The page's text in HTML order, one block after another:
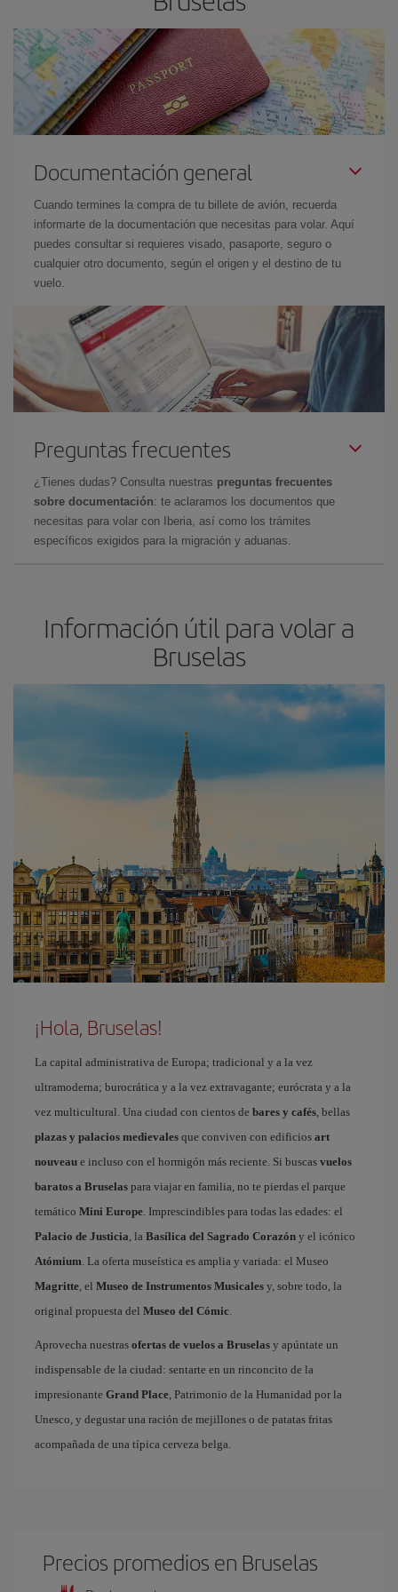
Documentación general
Cuando termines la compra de tu billete de avión, recuerda
informarte de la documentación que necesitas para volar. Aquí
puedes consultar si requieres visado, pasaporte, seguro o
cualquier otro documento, según el origen y el destino de tu
vuelo.
Preguntas frecuentes
¿Tienes dudas? Consulta nuestras preguntas frecuentes
sobre documentación: te aclaramos los documentos que
necesitas para volar con Iberia, así como los trámites
específicos exigidos para la migración y aduanas.
Información útil para volar a
Bruselas
¡Hola, Bruselas!
La capital administrativa de Europa; tradicional y a la vez
ultramoderna; burocrática y a la vez extravagante; eurócrata y a la
vez multicultural. Una ciudad con cientos de bares y cafés, bellas
plazas y palacios medievales que conviven con edificios art
nouveau e incluso con el hormigón más reciente. Si buscas vuelos
baratos a Bruselas para viajar en familia, no te pierdas el parque
temático Mini Europe. Imprescindibles para todas las edades: el
Palacio de Justicia, la Basílica del Sagrado Corazón y el icónico
Atómium. La oferta museística es amplia y variada: el Museo
Magritte, el Museo de Instrumentos Musicales y, sobre todo, la
original propuesta del Museo del Cómic.
Aprovecha nuestras ofertas de vuelos a Bruselas y apúntate un
indispensable de la ciudad: sentarte en un rinconcito de la
impresionante Grand Place, Patrimonio de la Humanidad por la
Unesco, y degustar una ración de mejillones o de patatas fritas
acompañada de una típica cerveza belga.
Precios promedios en Bruselas